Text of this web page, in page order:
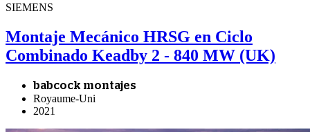
SIEMENS
Montaje Mecánico HRSG en Ciclo
Combinado Keadby 2 - 840 MW (UK)
babcock montajes
Royaume-Uni
2021